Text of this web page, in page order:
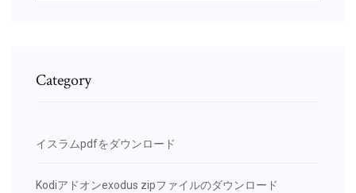
Category
イスラムpdfをダウンロード
Kodiアドオンexodus zipファイルのダウンロード